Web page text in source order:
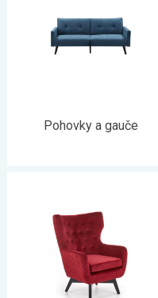
Pohovky a gauče